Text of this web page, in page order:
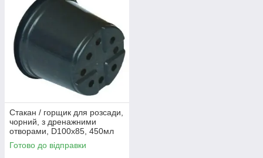
Стакан / горщик для розсади,
чорний, з дренажними
отворами, D100х85, 450мл
Готово до відправки